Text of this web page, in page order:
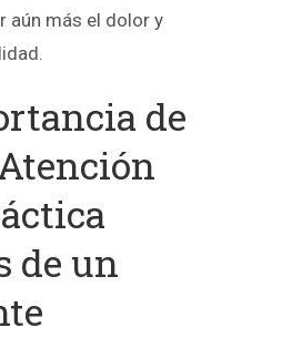
aún más el dolor y
de
de un